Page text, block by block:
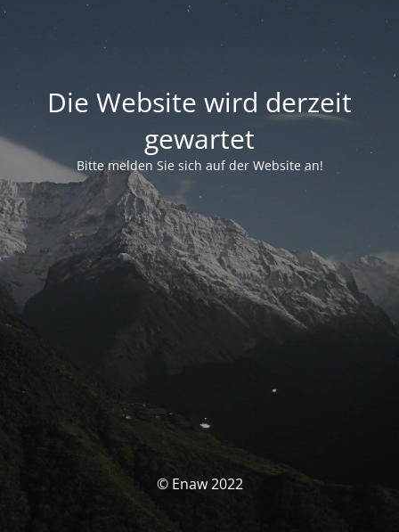
Die Website wird derzeit
gewartet
Bitte melden Sie sich auf der Website an!
© Enaw 2022